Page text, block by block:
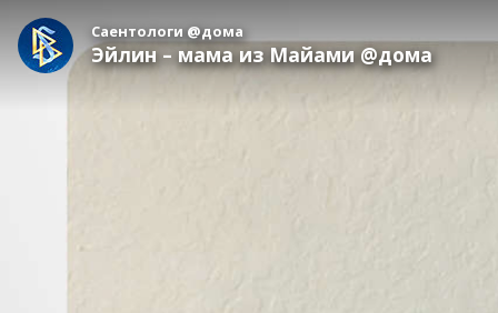
Саентологи @дома
Эйлин – мама из Майами @дома